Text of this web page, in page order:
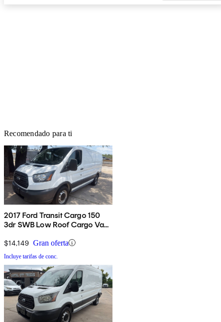
Recomendado para ti
2017 Ford Transit Cargo 150
3dr SWB Low Roof Cargo Van
Doors
$14,149 Gran oferta
Incluye tarifas de conc.